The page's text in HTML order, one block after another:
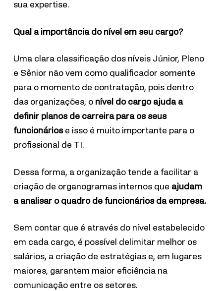
sua expertise.
Qual a importância do nível em seu cargo?
Uma clara classificação dos níveis Júnior, Pleno
e Sênior não vem como qualificador somente
para o momento de contratação, pois dentro
das organizações, o nível do cargo ajuda a
definir planos de carreira para os seus
funcionáriose isso é muito importante para o
profissional de TI.
Dessa forma, a organização tende a facilitar a
criação de organogramas internos que ajudam
a analisar o quadro de funcionários da empresa.
Sem contar que é através do nível estabelecido
em cada cargo, é possível delimitar melhor os
salários, a criação de estratégias e, em lugares
maiores, garantem maior eficiência na
comunicação entre os setores.